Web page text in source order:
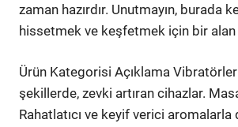
zaman hazırdır. Unutmayın, burada
hissetmek ve keşfetmek için bir alan
Ürün Kategorisi Açıklama
şekillerde, zevki artıran cihazlar.
Rahatlatıcı ve keyif verici aromalarla